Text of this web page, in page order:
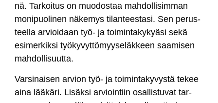
nä. Tar­koi­tus on muo­dos­taa mah­dol­li­sim­man
mo­ni­puo­li­nen nä­ke­mys ti­lan­tees­ta­si. Sen pe­rus­
teel­la ar­vioi­daan työ- ja toi­min­ta­ky­kyä­si se­kä
esi­mer­kik­si työ­ky­vyt­tö­myy­se­läk­keen saa­mi­sen
mah­dol­li­suut­ta.
Var­si­nai­sen ar­vion työ- ja toi­min­ta­ky­vys­tä te­kee
ai­na lää­kä­ri. Li­säk­si ar­vioin­tiin osal­lis­tu­vat tar­